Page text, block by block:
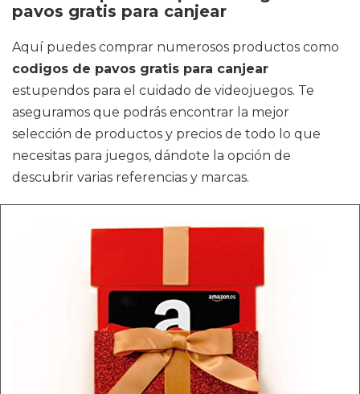
pavos gratis para canjear
Aquí puedes comprar numerosos productos como
codigos de pavos gratis para canjear
estupendos para el cuidado de videojuegos. Te
aseguramos que podrás encontrar la mejor
selección de productos y precios de todo lo que
necesitas para juegos, dándote la opción de
descubrir varias referencias y marcas.